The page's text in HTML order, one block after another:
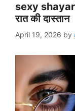
sexy
रात की दास्तान
April 19, 2026 by